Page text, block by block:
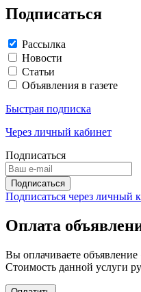
Подписаться
Рассылка
Новости
Статьи
Объявления в газете
Быстрая подписка
Через личный кабинет
Подписаться
Подписаться через личный
Оплата
Вы оплачиваете объявление
Стоимость данной услуги